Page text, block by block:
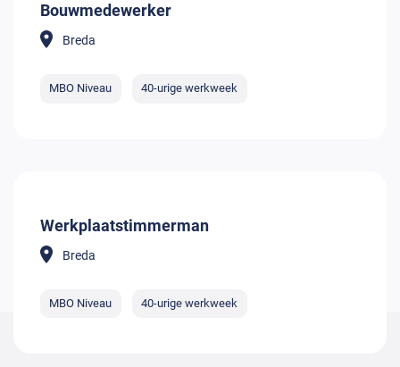
Bouwmedewerker
Breda
MBO Niveau 40-urige werkweek
Werkplaatstimmerman
Breda
MBO Niveau 40-urige werkweek